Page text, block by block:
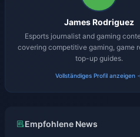
James Rodriguez
Esports journalist and gaming
covering competitive gaming, game
top-up guides.
Vollständiges Profil anzeigen
Empfohlene News